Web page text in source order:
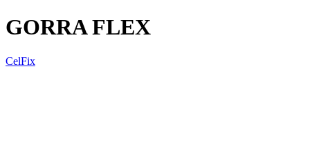
GORRA FLEX
CelFix